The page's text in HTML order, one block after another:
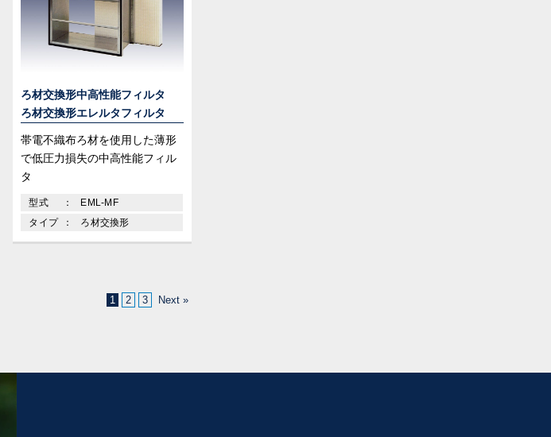
ろ材交換形中高性能フィルタ
ろ材交換形エレルタフィルタ
帯電不織布ろ材を使用した薄形
で低圧力損失の中高性能フィル
タ
型式
EML-MF
タイプ
ろ材交換形
1 2 3 Next »